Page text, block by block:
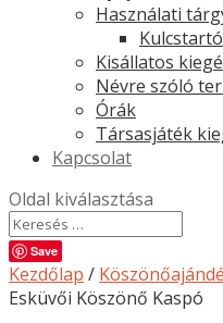
Használati
Kisállatos
Névre szóló
Órák
Társasjáték
Kapcsolat
Oldal kiválasztása
Save
Kezdőlap /
Esküvői Köszönő Kaspó